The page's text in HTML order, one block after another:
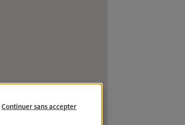
Continuer sans accepter